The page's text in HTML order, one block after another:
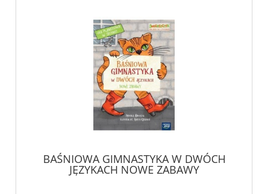
BAŚNIOWA GIMNASTYKA W DWÓCH
JĘZYKACH NOWE ZABAWY